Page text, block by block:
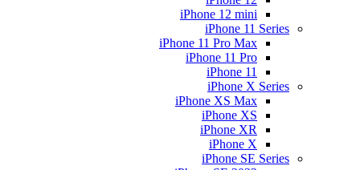
iPhone 12 mini
iPhone 11 Series
iPhone 11 Pro Max
iPhone 11 Pro
iPhone 11
iPhone X Series
iPhone XS Max
iPhone XS
iPhone XR
iPhone X
iPhone SE Series